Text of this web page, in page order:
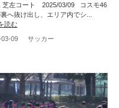
芝左コート 2025/03/09 コスモ46
へ抜け出し、エリア内でシ...
読む
09
サッカー